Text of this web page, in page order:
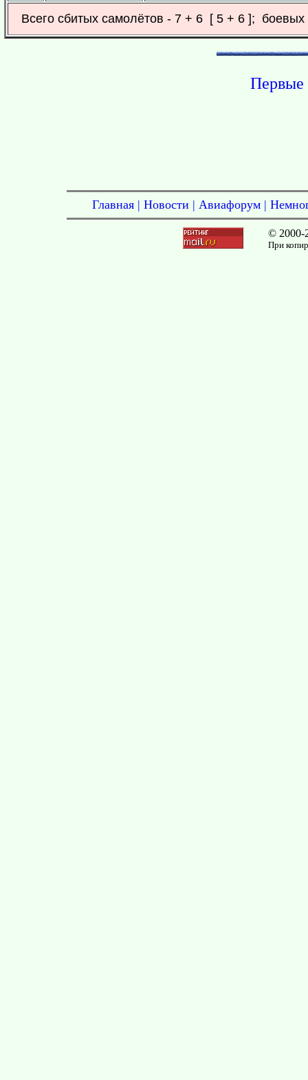
Всего сбитых самолётов - 7 + 6 [ 5 + 6 ];
Первые
Главная | Новости | Авиафорум |
© 2000-
При